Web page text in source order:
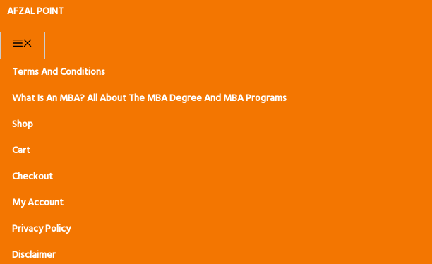
AFZAL POINT
E
N
U
Terms And Conditions
What Is An MBA? All About The MBA Degree And MBA Programs
Shop
Cart
Checkout
My Account
Privacy Policy
Disclaimer